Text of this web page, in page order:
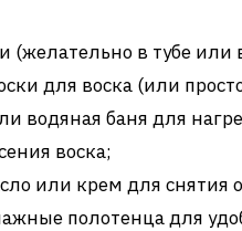
(желательно в тубе или
для воска (или
водяная баня для
воска;
или крем для снятия
полотенца для